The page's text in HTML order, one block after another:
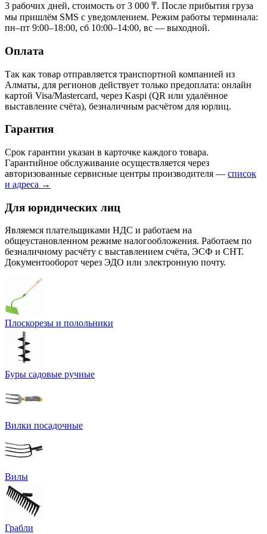
3 рабочих дней, стоимость от 3 000 ₸. После прибытия груза
мы пришлём SMS с уведомлением. Режим работы терминала:
пн–пт 9:00–18:00, сб 10:00–14:00, вс — выходной.
Оплата
Так как товар отправляется транспортной компанией из
Алматы, для регионов действует только предоплата: онлайн
картой Visa/Mastercard, через Kaspi (QR или удалённое
выставление счёта), безналичным расчётом для юрлиц.
Гарантия
Срок гарантии указан в карточке каждого товара.
Гарантийное обслуживание осуществляется через
авторизованные сервисные центры производителя — список
и адреса →
Для юридических лиц
Являемся плательщиками НДС и работаем на
общеустановленном режиме налогообложения. Работаем по
безналичному расчёту с выставлением счёта, ЭСФ и СНТ.
Документооборот через ЭДО или электронную почту.
Плоскорезы и полольники
Буры садовые ручные
Вилки посадочные
Вилы
Грабли